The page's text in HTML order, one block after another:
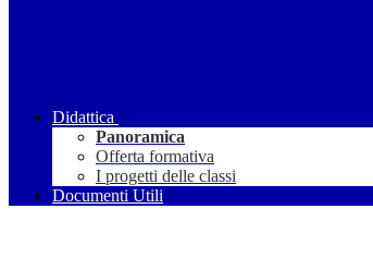
Didattica
Panoramica
Offerta formativa
I progetti delle classi
Documenti Utili